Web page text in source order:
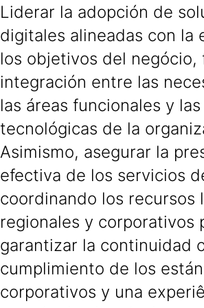
Liderar la adopción de
digitales alineadas con la
los objetivos del negócio,
integración entre las
las áreas funcionales y
tecnológicas de la
Asimismo, asegurar la
efectiva de los servicios
coordinando los recursos
regionales y corporativos
garantizar la continuidad
cumplimiento de los
corporativos y una